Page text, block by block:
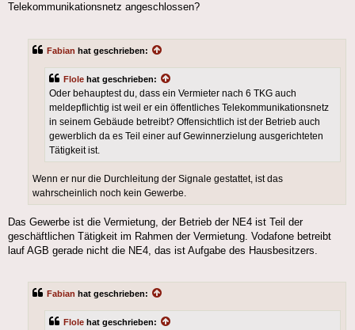
Telekommunikationsnetz angeschlossen?
Fabian hat geschrieben:
Flole hat geschrieben:
Oder behauptest du, dass ein Vermieter nach 6 TKG auch
meldepflichtig ist weil er ein öffentliches Telekommunikationsnetz
in seinem Gebäude betreibt? Offensichtlich ist der Betrieb auch
gewerblich da es Teil einer auf Gewinnerzielung ausgerichteten
Tätigkeit ist.
Wenn er nur die Durchleitung der Signale gestattet, ist das
wahrscheinlich noch kein Gewerbe.
Das Gewerbe ist die Vermietung, der Betrieb der NE4 ist Teil der
geschäftlichen Tätigkeit im Rahmen der Vermietung. Vodafone betreibt
lauf AGB gerade nicht die NE4, das ist Aufgabe des Hausbesitzers.
Fabian hat geschrieben:
Flole hat geschrieben: